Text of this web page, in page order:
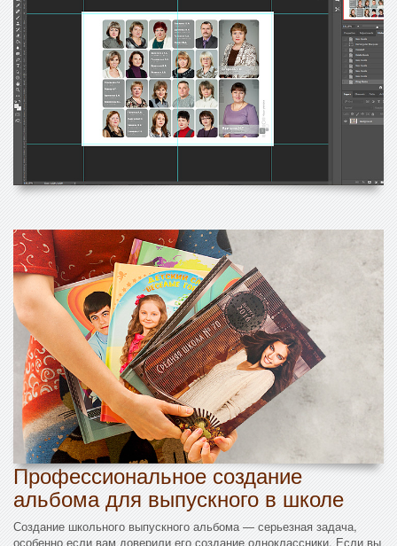
Профессиональное создание
альбома для выпускного в школе
Создание школьного выпускного альбома — серьезная задача,
особенно если вам доверили его создание одноклассники. Если вы